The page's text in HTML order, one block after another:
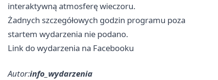
interaktywną atmosferę wieczoru.
Żadnych szczegółowych godzin programu poza
startem wydarzenia nie podano.
Link do wydarzenia na Facebooku
Autor:info_wydarzenia